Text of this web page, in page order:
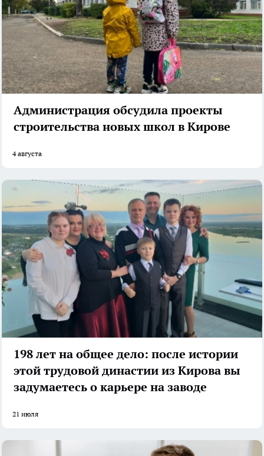
Администрация обсудила проекты
строительства новых школ в Кирове
4 августа
198 лет на общее дело: после истории
этой трудовой династии из Кирова вы
задумаетесь о карьере на заводе
21 июля